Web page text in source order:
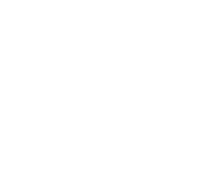
despre produsele care vă